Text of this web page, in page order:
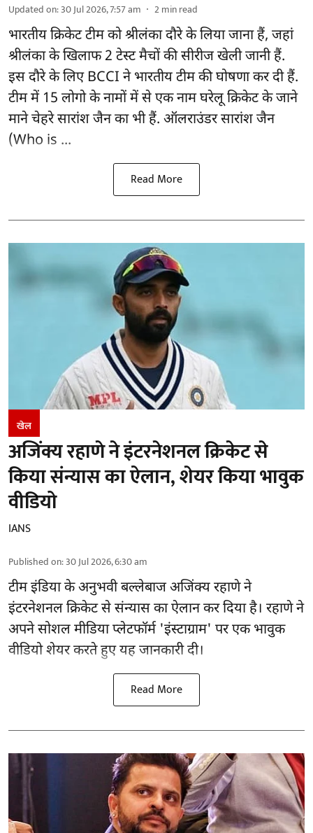
Updated on:30 Jul 2026, 7:57 am 2min read
भारतीय क्रिकेट टीम को श्रीलंका दौरे के लिया जाना हैं, जहां
श्रीलंका के खिलाफ 2 टेस्ट मैचों की सीरीज खेली जानी हैं.
इस दौरे के लिए BCCI ने भारतीय टीम की घोषणाकर दी हैं.
टीम में 15 लोगो के नामों में से एक नाम घरेलू क्रिकेट के जाने
माने चेहरे सारांश जैन का भी हैं. ऑलराउंडर सारांश जैन
(Who is ...
Read More
खेल
अजिंक्य रहाणे ने इंटरनेशनल क्रिकेट से
किया संन्यास का ऐलान, शेयर किया भावुक
वीडियो
IANS
Published on:30 Jul 2026, 6:30 am
टीम इंडिया के अनुभवी बल्लेबाज अजिंक्य रहाणे ने
इंटरनेशनल क्रिकेट से संन्यास का ऐलान कर दिया है। रहाणे ने
अपने सोशल मीडिया प्लेटफॉर्म 'इंस्टाग्राम' पर एक भावुक
वीडियो शेयर करते हुए यह जानकारी दी।
Read More